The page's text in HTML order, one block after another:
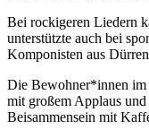
Bei rockigeren Liedern
unterstützte auch bei
Komponisten aus
Die Bewohner*innen im
mit großem Applaus
Beisammensein mit